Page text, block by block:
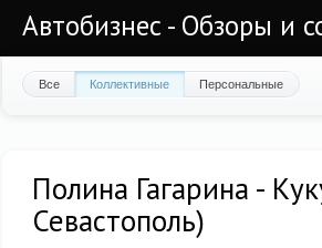
Автобизнес - Обзоры и
Все Коллективные Персональные
Полина Гагарина -
Севастополь)